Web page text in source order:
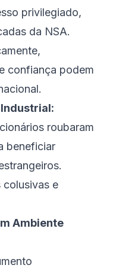
privilegiado,
da NSA.
confiança podem
roubaram
beneficiar
colusivas e
Ambiente